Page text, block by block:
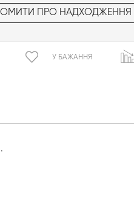
ПРО НАДХОДЖЕННЯ
У БАЖАННЯ